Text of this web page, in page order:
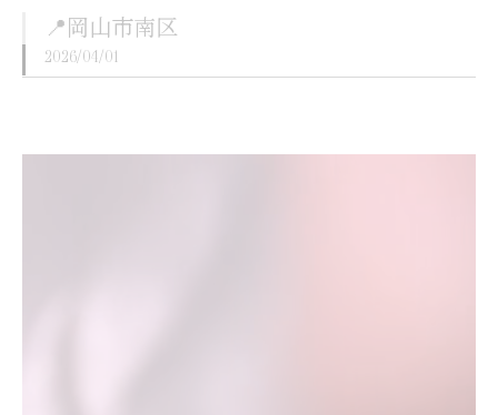
📍岡山市南区
2026/04/01